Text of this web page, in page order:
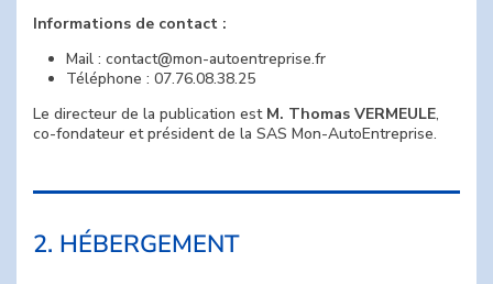
Informations de contact :
Mail : contact@mon-autoentreprise.fr
Téléphone : 07.76.08.38.25
Le directeur de la publication est M. Thomas VERMEULE,
co-fondateur et président de la SAS Mon-AutoEntreprise.
2. HÉBERGEMENT